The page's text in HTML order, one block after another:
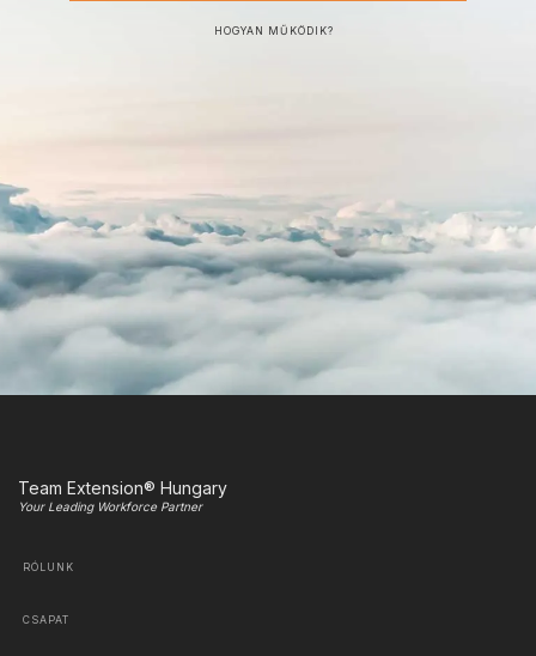
HOGYAN MŰKÖDIK?
Team Extension® Hungary
Your Leading Workforce Partner
RÓLUNK
CSAPAT